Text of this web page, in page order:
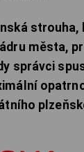
města,
správci